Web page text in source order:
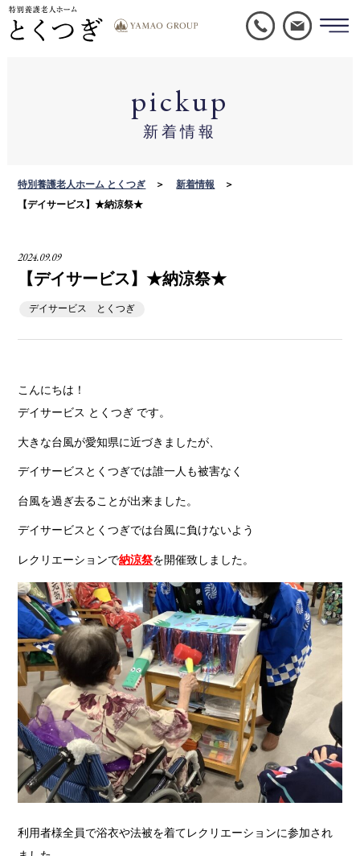
pickup
新着情報
特別養護老人ホーム とくつぎ 新着情報
【デイサービス】★納涼祭★
2024.09.09
【デイサービス】★納涼祭★
デイサービス とくつぎ
こんにちは！
デイサービス とくつぎ です。
大きな台風が愛知県に近づきましたが、
デイサービスとくつぎでは誰一人も被害なく
台風を過ぎ去ることが出来ました。
デイサービスとくつぎでは台風に負けないよう
レクリエーションで納涼祭を開催致しました。
利用者様全員で浴衣や法被を着てレクリエーションに参加され